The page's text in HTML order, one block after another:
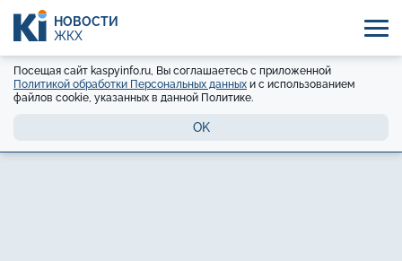
НОВОСТИ
ЖКХ
Посещая сайт kaspyinfo.ru, Вы соглашаетесь с приложенной
Политикой обработки Персональных данных и с использованием
файлов cookie, указанных в данной Политике.
OK